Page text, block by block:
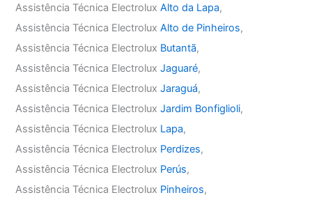
Assistência Técnica ElectroluxAlto da Lapa,
Assistência Técnica ElectroluxAlto de Pinheiros,
Assistência Técnica Electrolux Butantã,
Assistência Técnica ElectroluxJaguaré,
Assistência Técnica ElectroluxJaraguá,
Assistência Técnica ElectroluxJardim Bonfiglioli,
Assistência Técnica Electrolux Lapa,
Assistência Técnica Electrolux Perdizes,
Assistência Técnica Electrolux Perús,
Assistência Técnica Electrolux Pinheiros,